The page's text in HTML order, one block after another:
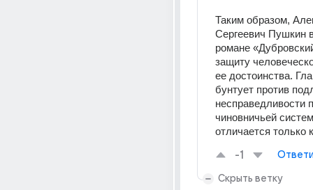
Таким образом,
Сергеевич Пушкин
романе
защиту
ее достоинства.
бунтует против
несправедливости
чиновничьей
отличается только
-1
Скрыть ветку